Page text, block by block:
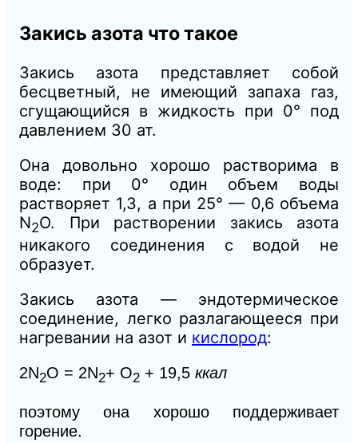
Закись азота что такое
Закись азота представляет собой
бесцветный, не имеющий запаха газ,
сгущающийся в жидкость при 0° под
давлением 30 ат.
Она довольно хорошо растворима в
воде: при 0° один объем воды
растворяет 1,3, а при 25° — 0,6 объема
N2O. При растворении закись азота
никакого соединения с водой не
образует.
Закись азота — эндотермическое
соединение, легко разлагающееся при
нагревании на азот и кислород:
2N2O = 2N2+ O2 + 19,5 ккал
поэтому она хорошо поддерживает
горение.